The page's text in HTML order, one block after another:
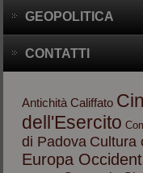
GEOPOLITICA
CONTATTI
Antichità Califfato
dell'Esercito
di Padova Cultura
Europa